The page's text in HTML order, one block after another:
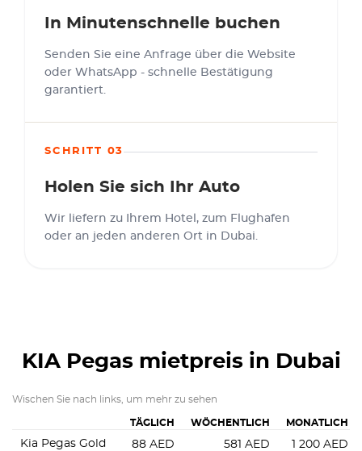
In Minutenschnelle buchen
Senden Sie eine Anfrage über die Website
oder WhatsApp - schnelle Bestätigung
garantiert.
SCHRITT 03
Holen Sie sich Ihr Auto
Wir liefern zu Ihrem Hotel, zum Flughafen
oder an jeden anderen Ort in Dubai.
KIA Pegas mietpreis in Dubai
Wischen Sie nach links, um mehr zu sehen
TÄGLICH WÖCHENTLICH MONATLICH
Kia Pegas Gold 88 AED 581 AED 1 200 AED